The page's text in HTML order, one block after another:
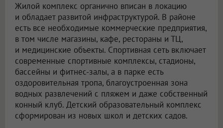
Жилой комплекс органично вписан в локацию
и обладает развитой инфраструктурой. В районе
есть все необходимые коммерческие предприятия,
в том числе магазины, кафе, рестораны и ТЦ,
и медицинские объекты. Спортивная сеть включает
современные спортивные комплексы, стадионы,
бассейны и фитнес-залы, а в парке есть
оздоровительная тропа, благоустроенная зона
водных развлечений с пляжем и даже собственный
конный клуб. Детский образовательный комплекс
сформирован из новых школ и детских садов.